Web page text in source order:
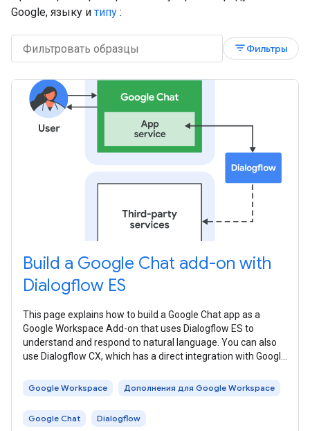
Google, языку и типу :
filter_listФильтры
Build a Google Chat add-on with
Dialogflow ES
This page explains how to build a Google Chat app as a
Google Workspace Add-on that uses Dialogflow ES to
understand and respond to natural language. You can also
use Dialogflow CX, which has a direct integration with Google
Google Workspace Дополнения для Google Workspace
Google Chat Dialogflow